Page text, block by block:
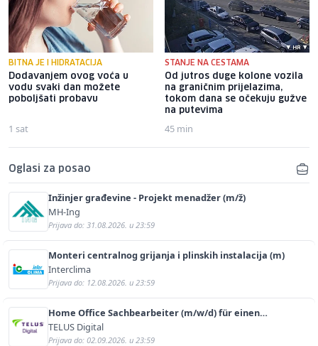
BITNA JE I HIDRATACIJA
Dodavanjem ovog voća u
vodu svaki dan možete
poboljšati probavu
1 sat
STANJE NA CESTAMA
Od jutros duge kolone vozila
na graničnim prijelazima,
tokom dana se očekuju gužve
na putevima
45 min
Oglasi za posao
Inžinjer građevine - Projekt menadžer (m/ž)
MH-Ing
Prijava do: 31.08.2026. u 23:59
Monteri centralnog grijanja i plinskih instalacija (m)
Interclima
Prijava do: 12.08.2026. u 23:59
Home Office Sachbearbeiter (m/w/d) für einen
bekannten deutschen Energieversorger
TELUS Digital
Prijava do: 02.09.2026. u 23:59